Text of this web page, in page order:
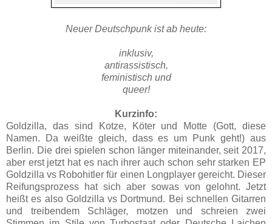
Neuer Deutschpunk ist ab heute:
inklusiv,
antirassistisch,
feministisch und
queer!
Kurzinfo:
Goldzilla, das sind Kotze, Köter und Motte (Gott, diese
Namen. Da weißte gleich, dass es um Punk geht!) aus
Berlin. Die drei spielen schon länger miteinander, seit 2017,
aber erst jetzt hat es nach ihrer auch schon sehr starken EP
Goldzilla vs Robohitler für einen Longplayer gereicht. Dieser
Reifungsprozess hat sich aber sowas von gelohnt. Jetzt
heißt es also Goldzilla vs Dortmund. Bei schnellen Gitarren
und treibendem Schläger, motzen und schreien zwei